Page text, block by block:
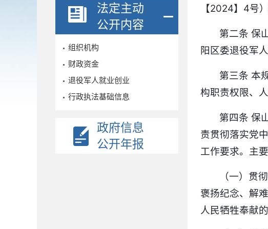
法定主动
公开内容
组织机构
财政资金
退役军人就业创业
行政执法基础信息
政府信息
公开年报
【2024】4号
第二条 保
阳区委退役军
第三条 本
构职责权限、
第四条 保
责贯彻落实党
工作要求。主要
（一）贯
褒扬纪念、解
人民牺牲奉献